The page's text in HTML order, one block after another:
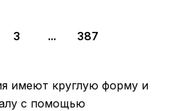
3 ... 387
имеют круглую форму и
с помощью